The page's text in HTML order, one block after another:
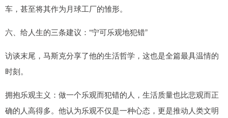
车，甚至将其作为月球工厂的雏形。
六、给人生的三条建议：“宁可乐观地犯错”
访谈末尾，马斯克分享了他的生活哲学，这也是全篇最具温情的
时刻。
拥抱乐观主义：做一个乐观而犯错的人，生活质量也比悲观而正
确的人高得多。他认为乐观不仅是一种心态，更是推动人类文明